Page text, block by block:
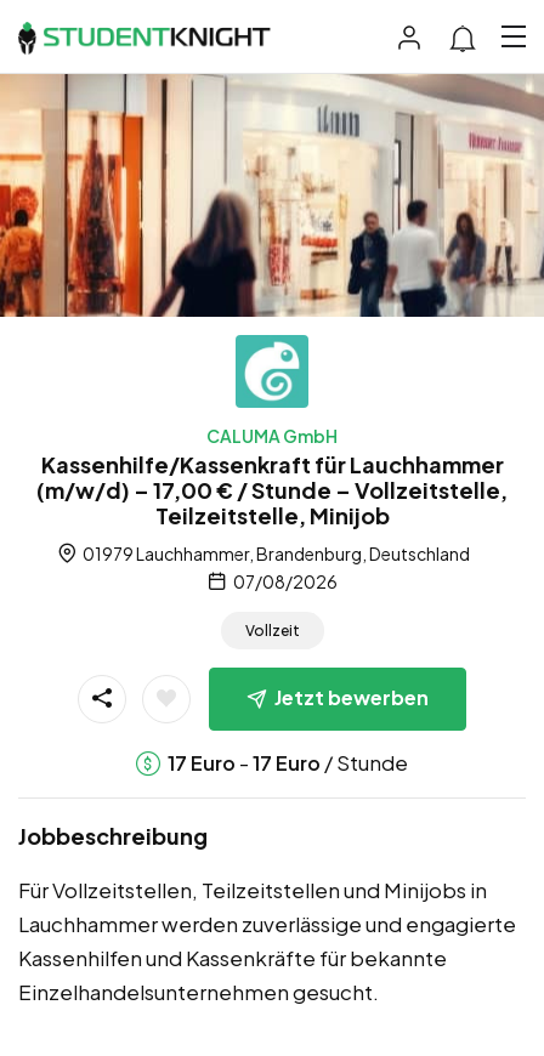
CALUMA GmbH
Kassenhilfe/Kassenkraft für Lauchhammer
(m/w/d) – 17,00 € / Stunde – Vollzeitstelle,
Teilzeitstelle, Minijob
01979 Lauchhammer, Brandenburg, Deutschland
07/08/2026
Vollzeit
Jetzt bewerben
17 Euro -17 Euro / Stunde
Jobbeschreibung
Für Vollzeitstellen, Teilzeitstellen und Minijobs in
Lauchhammer werden zuverlässige und engagierte
Kassenhilfen und Kassenkräfte für bekannte
Einzelhandelsunternehmen gesucht.